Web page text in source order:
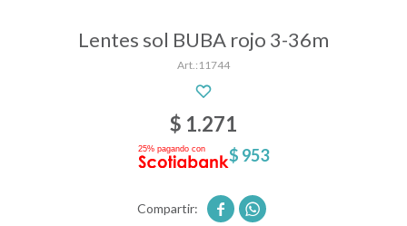
Lentes sol BUBA rojo 3-36m
11744
$ 1.271
$ 953
 
Alimentación
Paseo y seguridad